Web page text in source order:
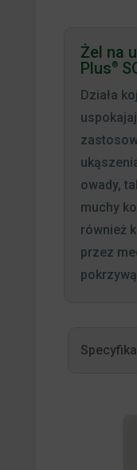
Żel na
Plus®
Działa
owady,
muchy
również
przez